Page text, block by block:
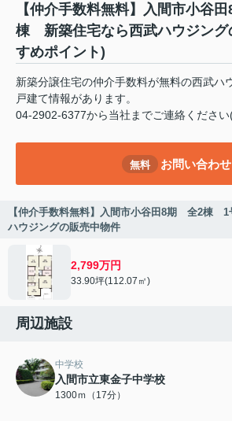
【仲介手数料無料】入間市小
棟 新築住宅なら西武ハウジング
すめポイント)
新築分譲住宅の仲介手数料が無料の西武ハ
戸建て情報があります。
04-2902-6377から当社までご連絡くださ
無料 お問い合わせ
【仲介手数料無料】入間市小谷田8期 全2棟
ハウジングの販売中物件
2,799万円
33.90坪(112.07㎡)
周辺施設
中学校
入間市立東金子中学校
1300ｍ（17分）